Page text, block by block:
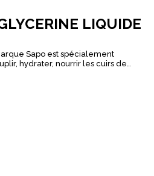
LIQUIDE
Sapo est spécialement
hydrater, nourrir les cuirs de
brides, harnais, rênes, gants,